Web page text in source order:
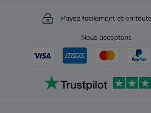
Payez facilement et en
Nous acceptons